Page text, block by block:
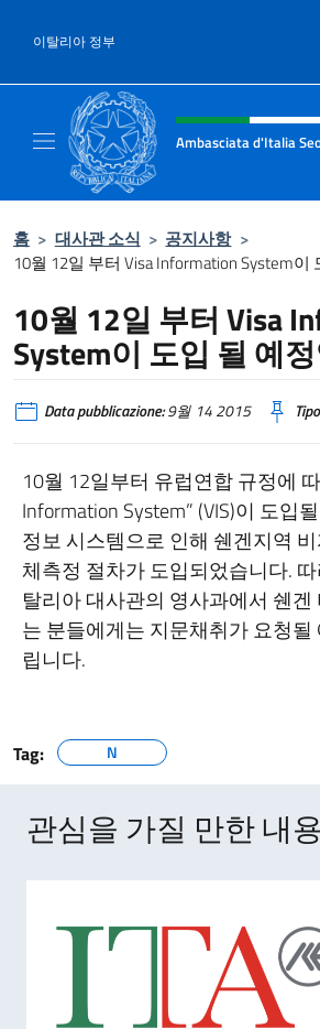
이탈리아 정부
Intestazione sito,
Ambasciata d'Italia
홈 > 대사관 소식 > 공지사항 >
10월 12일 부터 Visa Information System
10월 12일 부터 Visa
System이 도입 될 예
Data pubblicazione:9월 14 2015
10월 12일부터 유럽연합 규정에
Information System” (VIS)이 도입
정보 시스템으로 인해 쉔겐지역
체측정 절차가 도입되었습니다.
탈리아‬ ‪‎대사관의‬ 영사과에서 쉔겐
는 분들에게는 지문채취가 요청
립니다.
Tag: N
관심을 가질 만한 내